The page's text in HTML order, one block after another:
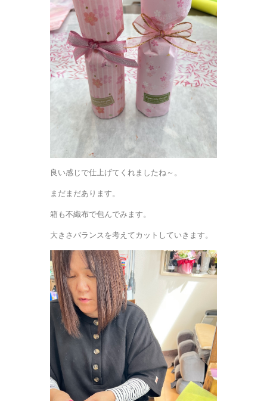
良い感じで仕上げてくれましたね～。
まだまだあります。
箱も不織布で包んでみます。
大きさバランスを考えてカットしていきます。